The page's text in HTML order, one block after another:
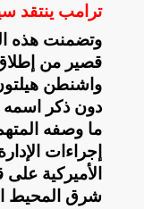
ترامب ينتقد
وتضمنت هذه
قصير من
واشنطن
دون ذكر
ما وصفه
إجراءات
الأميركية
شرق المحيط